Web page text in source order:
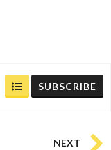
SUBSCRIBE
NEXT